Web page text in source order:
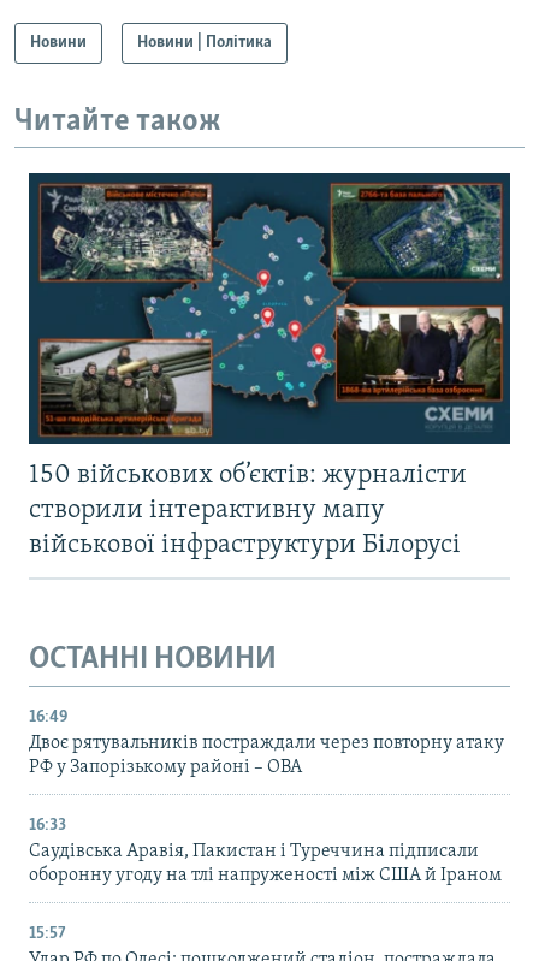
Новини Новини | Політика
Читайте також
150 військових об’єктів: журналісти
створили інтерактивну мапу
військової інфраструктури Білорусі
ОСТАННІ НОВИНИ
16:49
Двоє рятувальників постраждали через повторну атаку
РФ у Запорізькому районі – ОВА
16:33
Саудівська Аравія, Пакистан і Туреччина підписали
оборонну угоду на тлі напруженості між США й Іраном
15:57